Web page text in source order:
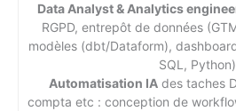
Data Analyst & Analytics
RGPD, entrepôt de données
modèles (dbt/Dataform),
SQL,
Automatisation IAdes taches
compta etc : conception de